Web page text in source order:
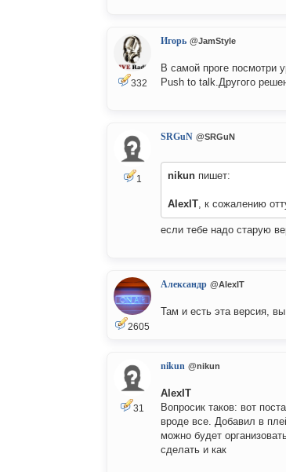
332
Игорь @JamStyle
В самой проге посмотри
Push to talk.Другого
1
SRGuN @SRGuN
nikun пишет:
AlexIT, к сожалению
если тебе надо старую
2605
Александр @AlexIT
Там и есть эта версия,
31
nikun @nikun
AlexIT
Вопросик таков: вот
вроде все. Добавил в
можно будет
сделать и как